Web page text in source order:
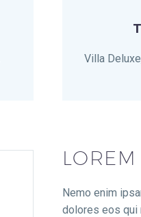
Villa
Nemo enim
dolores eos qui